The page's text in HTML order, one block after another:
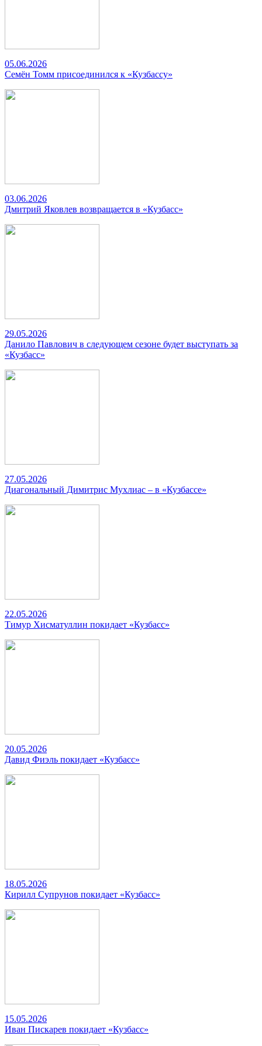
05.06.2026
Семён Томм присоединился к «Кузбассу»
03.06.2026
Дмитрий Яковлев возвращается в «Кузбасс»
29.05.2026
Данило Павлович в следующем сезоне будет выступать за
«Кузбасс»
27.05.2026
Диагональный Димитрис Мухлиас – в «Кузбассе»
22.05.2026
Тимур Хисматуллин покидает «Кузбасс»
20.05.2026
Давид Фиэль покидает «Кузбасс»
18.05.2026
Кирилл Супрунов покидает «Кузбасс»
15.05.2026
Иван Пискарев покидает «Кузбасс»